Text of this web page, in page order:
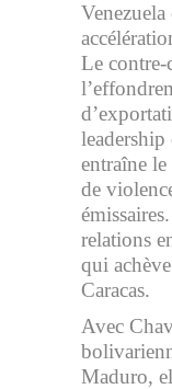
Le
entraîne
de
relations
qui
Caracas.
Avec
Maduro,